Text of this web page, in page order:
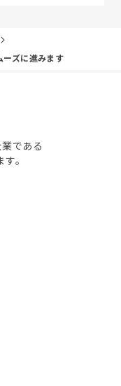
ーズに進みます
である
。